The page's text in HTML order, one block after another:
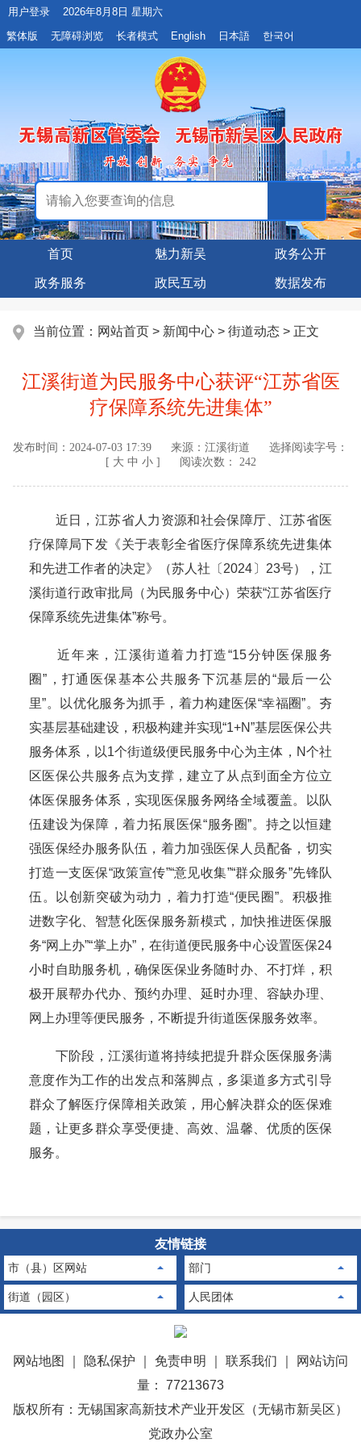
用户登录
2026年8月8日 星期六
繁体版
无障碍浏览 长者模式 English 日本語 한국어
首页 魅力新吴 政务公开
政务服务 政民互动 数据发布
当前位置： 网站首页 > 新闻中心 > 街道动态 > 正文
江溪街道为民服务中心获评“江苏省医
疗保障系统先进集体”
发布时间： 2024-07-03 17:39 来源： 江溪街道
选择阅读字号：
[ 大 中 小] 阅读次数： 242
近日，江苏省人力资源和社会保障厅、江苏省医
疗保障局下发《关于表彰全省医疗保障系统先进集体
和先进工作者的决定》（苏人社〔2024〕23号），江
溪街道行政审批局（为民服务中心）荣获“江苏省医疗
保障系统先进集体”称号。
近年来，江溪街道着力打造“15分钟医保服务
圈”，打通医保基本公共服务下沉基层的“最后一公
里”。以优化服务为抓手，着力构建医保“幸福圈”。夯
实基层基础建设，积极构建并实现“1+N”基层医保公共
服务体系，以1个街道级便民服务中心为主体，N个社
区医保公共服务点为支撑，建立了从点到面全方位立
体医保服务体系，实现医保服务网络全域覆盖。以队
伍建设为保障，着力拓展医保“服务圈”。持之以恒建
强医保经办服务队伍，着力加强医保人员配备，切实
打造一支医保“政策宣传”“意见收集”“群众服务”先锋队
伍。以创新突破为动力，着力打造“便民圈”。积极推
进数字化、智慧化医保服务新模式，加快推进医保服
务“网上办”“掌上办”，在街道便民服务中心设置医保24
小时自助服务机，确保医保业务随时办、不打烊，积
极开展帮办代办、预约办理、延时办理、容缺办理、
网上办理等便民服务，不断提升街道医保服务效率。
下阶段，江溪街道将持续把提升群众医保服务满
意度作为工作的出发点和落脚点，多渠道多方式引导
群众了解医疗保障相关政策，用心解决群众的医保难
题，让更多群众享受便捷、高效、温馨、优质的医保
服务。
友情链接
市（县）区网站 部门
街道（园区） 人民团体
网站地图 隐私保护 免责申明 联系我们
网站访问
量： 77213673
版权所有：无锡国家高新技术产业开发区（无锡市新吴区）
党政办公室